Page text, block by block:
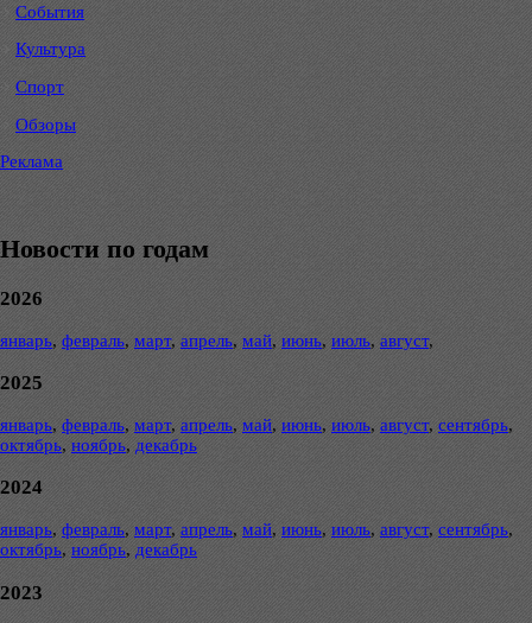
События
Культура
Спорт
Обзоры
Реклама
Новости по годам
2026
январь, февраль, март, апрель, май, июнь, июль, август,
2025
январь, февраль, март, апрель, май, июнь, июль, август, сентябрь,
октябрь, ноябрь, декабрь
2024
январь, февраль, март, апрель, май, июнь, июль, август, сентябрь,
октябрь, ноябрь, декабрь
2023